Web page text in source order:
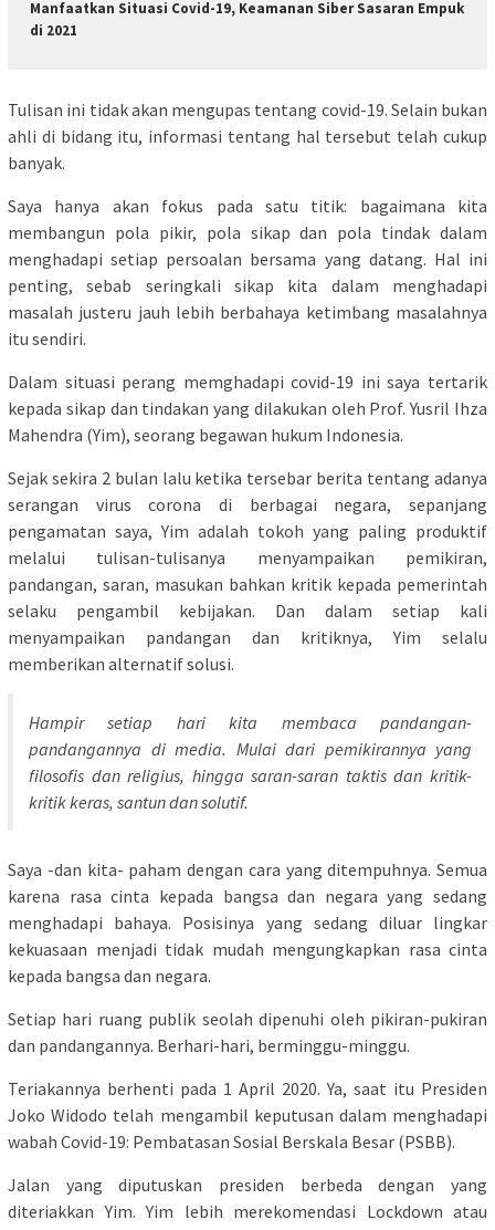
Manfaatkan Situasi Covid-19, Keamanan Siber Sasaran Empuk
di 2021
Tulisan ini tidak akan mengupas tentang covid-19. Selain bukan
ahli di bidang itu, informasi tentang hal tersebut telah cukup
banyak.
Saya hanya akan fokus pada satu titik: bagaimana kita
membangun pola pikir, pola sikap dan pola tindak dalam
menghadapi setiap persoalan bersama yang datang. Hal ini
penting, sebab seringkali sikap kita dalam menghadapi
masalah justeru jauh lebih berbahaya ketimbang masalahnya
itu sendiri.
Dalam situasi perang memghadapi covid-19 ini saya tertarik
kepada sikap dan tindakan yang dilakukan oleh Prof. Yusril Ihza
Mahendra (Yim), seorang begawan hukum Indonesia.
Sejak sekira 2 bulan lalu ketika tersebar berita tentang adanya
serangan virus corona di berbagai negara, sepanjang
pengamatan saya, Yim adalah tokoh yang paling produktif
melalui tulisan-tulisanya menyampaikan pemikiran,
pandangan, saran, masukan bahkan kritik kepada pemerintah
selaku pengambil kebijakan. Dan dalam setiap kali
menyampaikan pandangan dan kritiknya, Yim selalu
memberikan alternatif solusi.
Hampir setiap hari kita membaca pandangan-
pandangannya di media. Mulai dari pemikirannya yang
filosofis dan religius, hingga saran-saran taktis dan kritik-
kritik keras, santun dan solutif.
Saya -dan kita- paham dengan cara yang ditempuhnya. Semua
karena rasa cinta kepada bangsa dan negara yang sedang
menghadapi bahaya. Posisinya yang sedang diluar lingkar
kekuasaan menjadi tidak mudah mengungkapkan rasa cinta
kepada bangsa dan negara.
Setiap hari ruang publik seolah dipenuhi oleh pikiran-pukiran
dan pandangannya. Berhari-hari, berminggu-minggu.
Teriakannya berhenti pada 1 April 2020. Ya, saat itu Presiden
Joko Widodo telah mengambil keputusan dalam menghadapi
wabah Covid-19: Pembatasan Sosial Berskala Besar (PSBB).
Jalan yang diputuskan presiden berbeda dengan yang
diteriakkan Yim. Yim lebih merekomendasi Lockdown atau